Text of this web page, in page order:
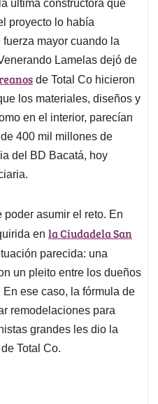
última constructora que
proyecto lo había
mayor cuando la
Lamelas dejó de
de Total Co hicieron
los materiales, diseños y
en el interior, parecían
400 mil millones de
del BD Bacatá, hoy
poder asumir el reto. En
en la Ciudadela San
parecida: una
un pleito entre los dueños
ese caso, la fórmula de
remodelaciones para
grandes les dio la
Total Co.